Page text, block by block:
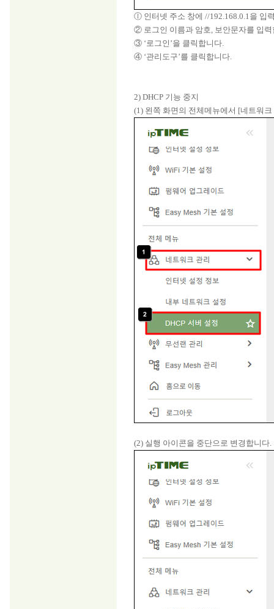
ⓛ 인터넷 주소 창에 //192.168.0.1을 입
② 로그인 이름과 암호, 보안문자를 입
③ ‘로그인’을 클릭합니다.
④ ‘관리도구’를 클릭합니다.
2) DHCP 기능 중지
(1) 왼쪽 화면의 전체메뉴에서 [네트워
(2) 실행 아이콘을 중단으로 변경합니다.